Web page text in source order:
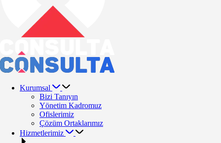
Kurumsal
Bizi Tanıyın
Yönetim Kadromuz
Ofislerimiz
Çözüm Ortaklarımız
Hizmetlerimiz